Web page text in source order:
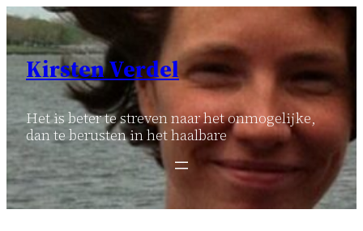
Ga
naar
inhoud
Kirsten Verdel
Het is beter te streven naar het onmogelijke,
dan te berusten in het haalbare